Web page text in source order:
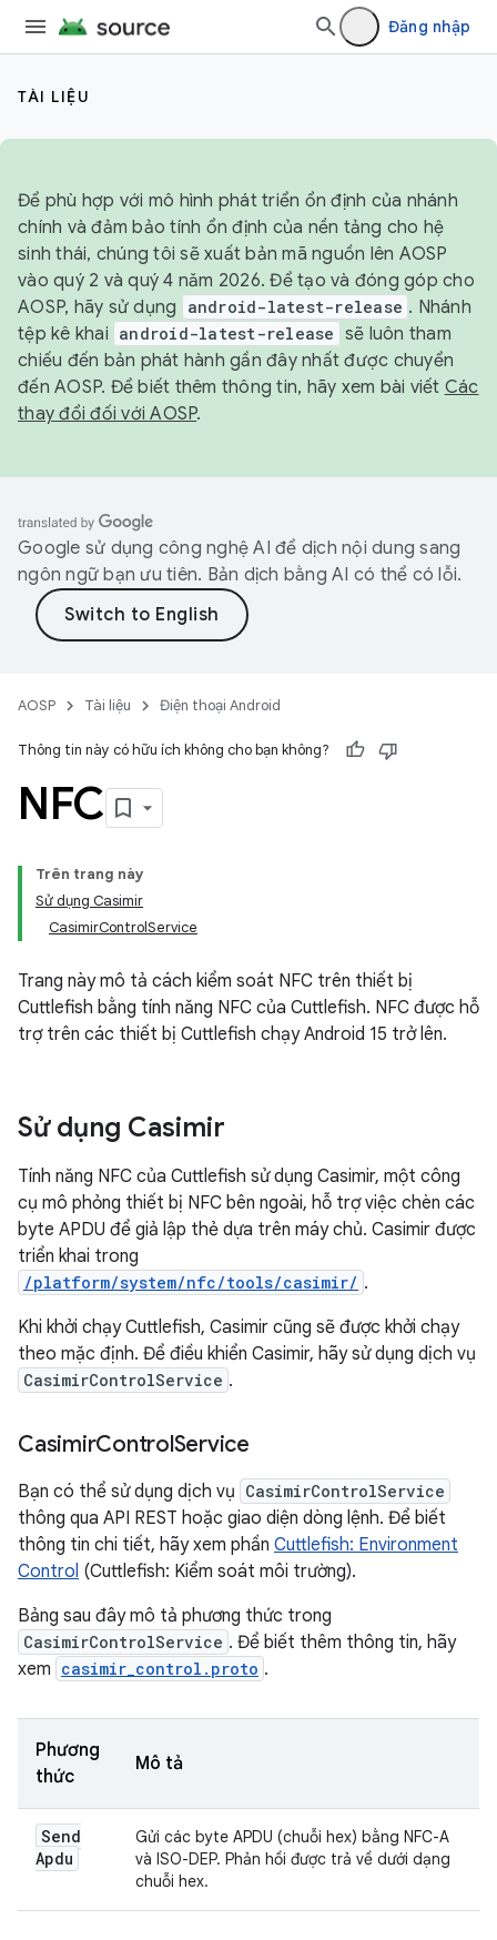
Đăng nhập
TÀI LIỆU
Để phù hợp với mô hình phát triển ổn định của nhánh
chính và đảm bảo tính ổn định của nền tảng cho hệ
sinh thái, chúng tôi sẽ xuất bản mã nguồn lên AOSP
vào quý 2 và quý 4 năm 2026. Để tạo và đóng góp cho
AOSP, hãy sử dụng
android-latest-release . Nhánh
tệp kê khai android-latest-release sẽ luôn tham
chiếu đến bản phát hành gần đây nhất được chuyển
đến AOSP. Để biết thêm thông tin, hãy xem bài viết Các
thay đổi đối với AOSP.
Google sử dụng công nghệ AI để dịch nội dung sang
ngôn ngữ bạn ưu tiên. Bản dịch bằng AI có thể có lỗi.
AOSP Tài liệu Điện thoại Android
Thông tin này có hữu ích không cho bạn không?
NFC
Trên trang này
Sử dụng Casimir
CasimirControlService
Trang này mô tả cách kiểm soát NFC trên thiết bị
Cuttlefish bằng tính năng NFC của Cuttlefish. NFC được hỗ
trợ trên các thiết bị Cuttlefish chạy Android 15 trở lên.
Sử dụng Casimir
Tính năng NFC của Cuttlefish sử dụng Casimir, một công
cụ mô phỏng thiết bị NFC bên ngoài, hỗ trợ việc chèn các
byte APDU để giả lập thẻ dựa trên máy chủ. Casimir được
triển khai trong
/platform/system/nfc/tools/casimir/ .
Khi khởi chạy Cuttlefish, Casimir cũng sẽ được khởi chạy
theo mặc định. Để điều khiển Casimir, hãy sử dụng dịch vụ
CasimirControlService .
CasimirControlService
Bạn có thể sử dụng dịch vụ CasimirControlService
thông qua API REST hoặc giao diện dòng lệnh. Để biết
thông tin chi tiết, hãy xem phần Cuttlefish: Environment
Control (Cuttlefish: Kiểm soát môi trường).
Bảng sau đây mô tả phương thức trong
CasimirControlService . Để biết thêm thông tin, hãy
xem casimir_control.proto .
Phương
thức
Mô tả
Send
Apdu
Gửi các byte APDU (chuỗi hex) bằng NFC-A
và ISO-DEP. Phản hồi được trả về dưới dạng
chuỗi hex.